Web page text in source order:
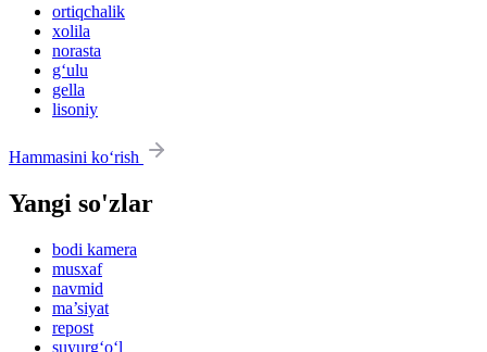
ortiqchalik
xolila
norasta
g‘ulu
gella
lisoniy
Hammasini ko‘rish
Yangi so'zlar
bodi kamera
musxaf
navmid
ma’siyat
repost
suyurg‘o‘l